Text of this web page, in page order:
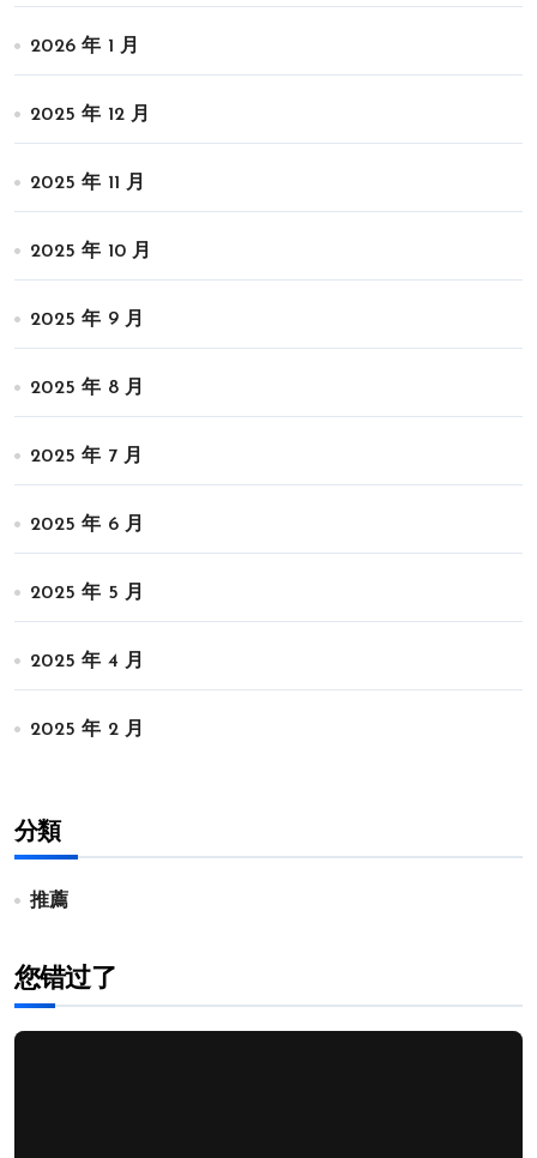
2026 年 1 月
2025 年 12 月
2025 年 11 月
2025 年 10 月
2025 年 9 月
2025 年 8 月
2025 年 7 月
2025 年 6 月
2025 年 5 月
2025 年 4 月
2025 年 2 月
分類
推薦
您错过了